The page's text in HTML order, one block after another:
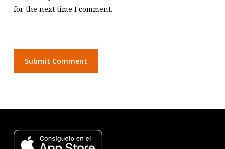
for the next time I comment.